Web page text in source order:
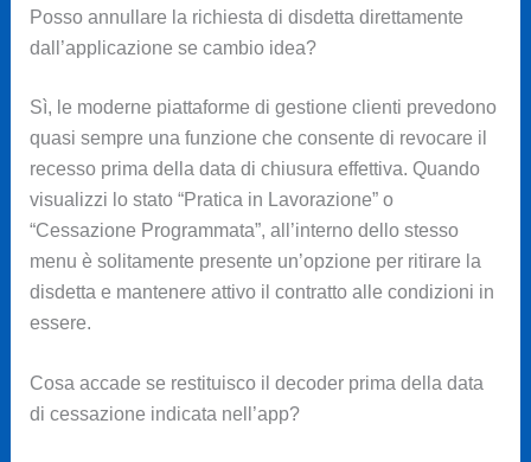
Posso annullare la richiesta di disdetta direttamente
dall’applicazione se cambio idea?
Sì, le moderne piattaforme di gestione clienti prevedono
quasi sempre una funzione che consente di revocare il
recesso prima della data di chiusura effettiva. Quando
visualizzi lo stato “Pratica in Lavorazione” o
“Cessazione Programmata”, all’interno dello stesso
menu è solitamente presente un’opzione per ritirare la
disdetta e mantenere attivo il contratto alle condizioni in
essere.
Cosa accade se restituisco il decoder prima della data
di cessazione indicata nell’app?